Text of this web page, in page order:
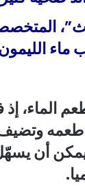
الماء،
طعمه وتضيف
ويمكن أن